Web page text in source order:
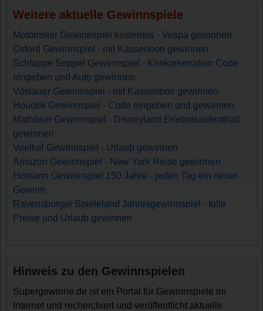
Weitere aktuelle Gewinnspiele
Motorroller Gewinnspiel kostenlos - Vespa gewinnen
Oxford Gewinnspiel - mit Kassenbon gewinnen
Schlappe Seppel Gewinnspiel - Konkorkenation Code
eingeben und Auto gewinnen
Vöslauer Gewinnspiel - mit Kassenbon gewinnen
Houdek Gewinnspiel - Code eingeben und gewinnen
Mathäser Gewinnspiel - Disneyland Erlebnisaufenthalt
gewinnen
Voelkel Gewinnspiel - Urlaub gewinnen
Amazon Gewinnspiel - New York Reise gewinnen
Homann Gewinnspiel 150 Jahre - jeden Tag ein neuer
Gewinn
Ravensburger Spieleland Jahresgewinnspiel - tolle
Preise und Urlaub gewinnen
Hinweis zu den Gewinnspielen
Supergewinne.de ist ein Portal für Gewinnspiele im
Internet und recherchiert und veröffentlicht aktuelle